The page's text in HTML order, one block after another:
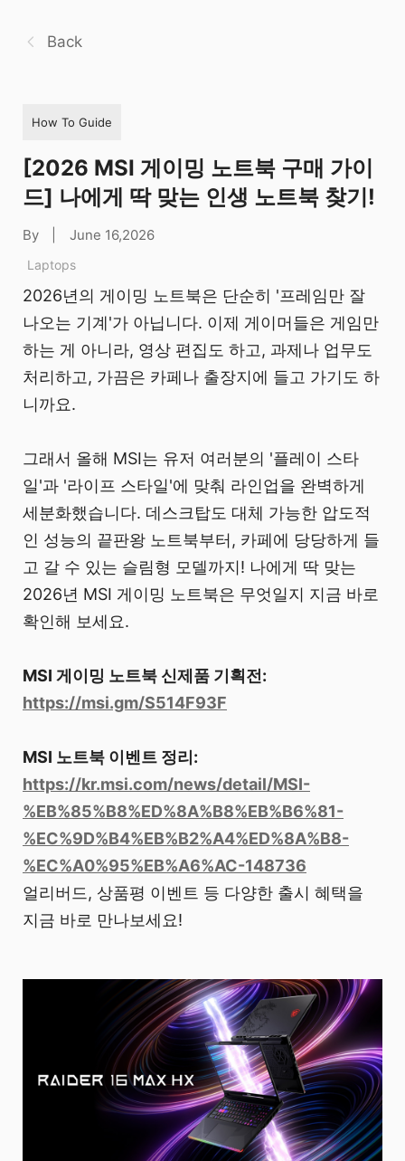
Back
How To Guide
[2026 MSI 게이밍 노트북 구매 가이
드] 나에게 딱 맞는 인생 노트북 찾기!
By June 16,2026
Laptops
2026년의 게이밍 노트북은 단순히 '프레임만 잘
나오는 기계'가 아닙니다. 이제 게이머들은 게임만
하는 게 아니라, 영상 편집도 하고, 과제나 업무도
처리하고, 가끔은 카페나 출장지에 들고 가기도 하
니까요.
그래서 올해 MSI는 유저 여러분의 '플레이 스타
일'과 '라이프 스타일'에 맞춰 라인업을 완벽하게
세분화했습니다. 데스크탑도 대체 가능한 압도적
인 성능의 끝판왕 노트북부터, 카페에 당당하게 들
고 갈 수 있는 슬림형 모델까지! 나에게 딱 맞는
2026년 MSI 게이밍 노트북은 무엇일지 지금 바로
확인해 보세요.
MSI 게이밍 노트북 신제품 기획전:
https://msi.gm/S514F93F
MSI 노트북 이벤트 정리:
https://kr.msi.com/news/detail/MSI-
%EB%85%B8%ED%8A%B8%EB%B6%81-
%EC%9D%B4%EB%B2%A4%ED%8A%B8-
%EC%A0%95%EB%A6%AC-148736
얼리버드, 상품평 이벤트 등 다양한 출시 혜택을
지금 바로 만나보세요!